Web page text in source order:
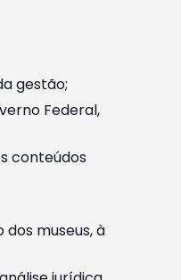
gestão;
Federal,
conteúdos
museus, à